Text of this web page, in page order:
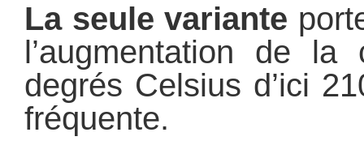
La seule variante
l’augmentation de
degrés Celsius d’ici
fréquente.